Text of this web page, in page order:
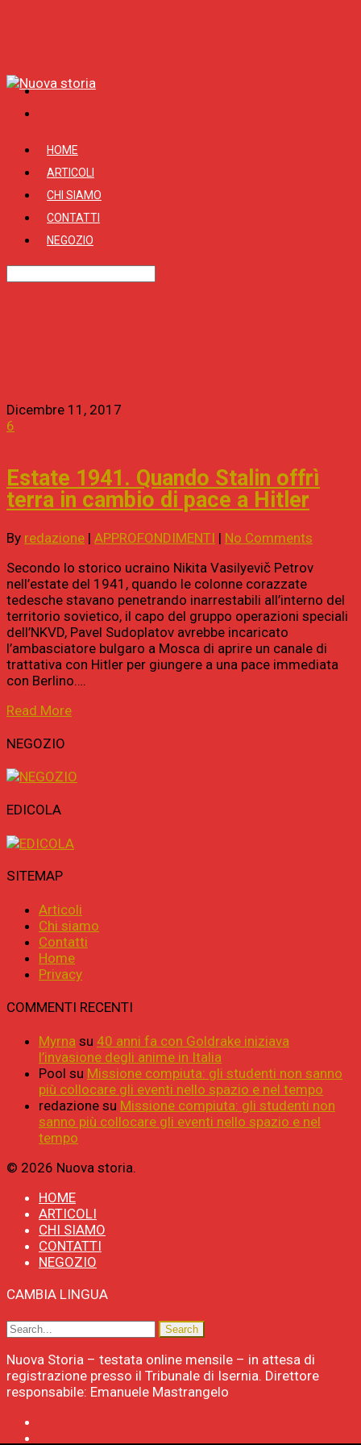
HOME
ARTICOLI
CHI SIAMO
CONTATTI
NEGOZIO
Dicembre 11, 2017
6
Estate 1941. Quando Stalin offrì
terra in cambio di pace a Hitler
By redazione | APPROFONDIMENTI | No Comments
Secondo lo storico ucraino Nikita Vasilyevič Petrov
nell’estate del 1941, quando le colonne corazzate
tedesche stavano penetrando inarrestabili all’interno del
territorio sovietico, il capo del gruppo operazioni speciali
dell’NKVD, Pavel Sudoplatov avrebbe incaricato
l’ambasciatore bulgaro a Mosca di aprire un canale di
trattativa con Hitler per giungere a una pace immediata
con Berlino….
Read More
NEGOZIO
EDICOLA
SITEMAP
Articoli
Chi siamo
Contatti
Home
Privacy
COMMENTI RECENTI
Myrna su 40 anni fa con Goldrake iniziava
l’invasione degli anime in Italia
Pool su Missione compiuta: gli studenti non sanno
più collocare gli eventi nello spazio e nel tempo
redazione su Missione compiuta: gli studenti non
sanno più collocare gli eventi nello spazio e nel
tempo
© 2026 Nuova storia.
HOME
ARTICOLI
CHI SIAMO
CONTATTI
NEGOZIO
CAMBIA LINGUA
Nuova Storia – testata online mensile – in attesa di
registrazione presso il Tribunale di Isernia. Direttore
responsabile: Emanuele Mastrangelo